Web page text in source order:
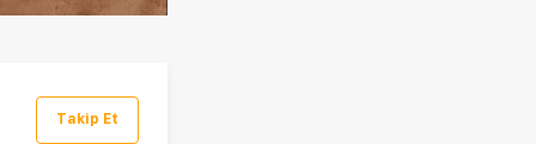
Takip Et